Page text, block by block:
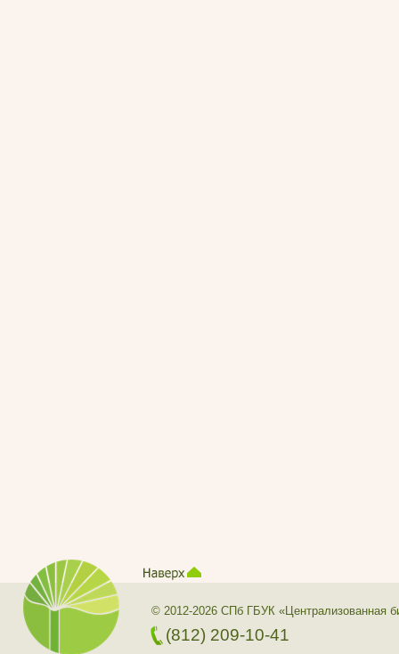
© 2012-2026 СПб ГБУК «Централизованная
(812) 209-10-41